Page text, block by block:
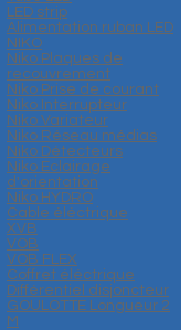
LED strip
Alimentation ruban LED
NIKO
Niko Plaques de
recouvrement
Niko Prise de courant
Niko Interrupteur
Niko Variateur
Niko Réseau médias
Niko Détecteurs
Niko Eclairage
d'orientation
Niko HYDRO
Cable éléctrique
XVB
VOB
VOB FLEX
Coffret éléctrique
Différentiel disjoncteur
GOULOTTE Longueur 2
M